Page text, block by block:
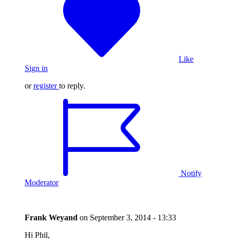
Like
Sign in
orregister to reply.
Notify
Moderator
Frank Weyand on September 3, 2014 - 13:33
Hi Phil,